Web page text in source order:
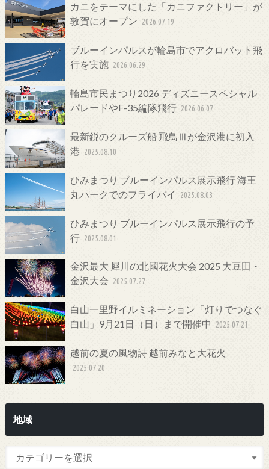
カニをテーマにした「カニファクトリー」が
敦賀にオープン 2026.07.19
ブルーインパルスが輪島市でアクロバット飛
行を実施 2026.06.29
輪島市民まつり2026 ディズニースペシャル
パレードやF-35編隊飛行 2026.06.07
最新鋭のクルーズ船 飛鳥Ⅲが金沢港に初入
港 2025.08.10
ひみまつり ブルーインパルス展示飛行 海王
丸パークでのフライバイ
2025.08.03
ひみまつり ブルーインパルス展示飛行の予
行 2025.08.01
金沢最大 犀川の北國花火大会 2025 大豆田・
金沢大会 2025.07.27
白山一里野イルミネーション「灯りでつなぐ
白山」9月21日（日）まで開催中
2025.07.21
越前の夏の風物詩 越前みなと大花火
2025.07.20
地域